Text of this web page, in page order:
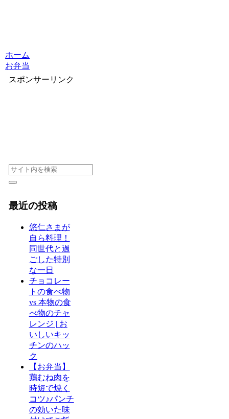
ホーム
お弁当
スポンサーリンク
最近の投稿
悠仁さまが
自ら料理！
同世代と過
ごした特別
な一日
チョコレー
トの食べ物
vs 本物の食
べ物のチャ
レンジ | お
いしいキッ
チンのハッ
ク
【お弁当】
鶏むね肉を
時短で焼く
コツ♪パンチ
の効いた味